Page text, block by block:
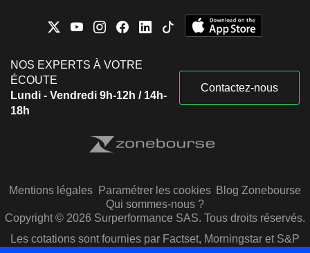
NOS EXPERTS À VOTRE
ÉCOUTE
Lundi - Vendredi 9h-12h / 14h-
18h
Contactez-nous
Mentions légales Paramétrer les cookies Blog Zonebourse
Qui sommes-nous ?
Copyright © 2026 Surperformance SAS. Tous droits réservés.
Les cotations sont fournies par Factset, Morningstar et S&P